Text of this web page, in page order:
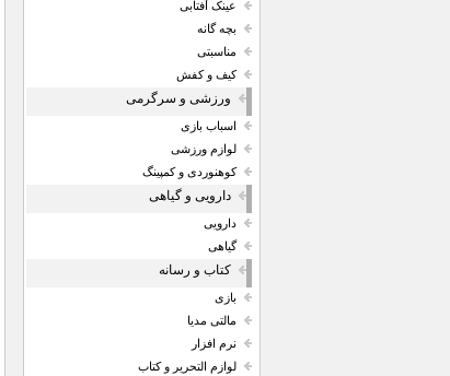
عینک آفتابی
بچه گانه
مناسبتی
کیف و کفش
ورزشی و سرگرمی
اسباب بازی
لوازم ورزشی
کوهنوردی و کمپینگ
دارویی و گیاهی
دارویی
گیاهی
کتاب و رسانه
بازی
مالتی مدیا
نرم افزار
لوازم التحریر و کتاب